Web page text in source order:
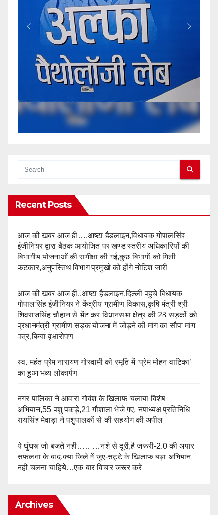
Recent Posts
आज की खबर आज ही….आष्टा हैडलाइन,विधायक गोपालसिंह
इंजीनियर द्वारा बैठक आयोजित पर खण्ड स्तरीय अधिकारियों की
विभागीय योजनाओं की समीक्षा की गई,कुछ विभागों को मिली
फटकार,अनुपस्तिथ विभाग प्रमुखों को होंगे नोटिश जारी
आज की खबर आज ही..आष्टा हैडलाइन,दिल्ली पहुचे विधायक
गोपालसिंह इंजीनियर ने केंद्रीय ग्रामीण विकास,कृषि मंत्री श्री
शिवराजसिंह चौहान से भेंट कर विधानसभा क्षेत्र की 28 सड़कों को
प्रधानमंत्री ग्रामीण सड़क योजना में जोड़ने की मांग का सौपा मांग
पत्र,किया वृक्षारोपण
स्व. महंत प्रेम नारायण गोस्वामी की स्मृति में ‘प्रेम मोहन वाटिका’
का हुआ भव्य लोकार्पण
नगर पालिका ने आवारा गोवंश के खिलाफ चलाया विशेष
अभियान,55 पशु पकड़े,21 गौशाला भेजे गए, नपाध्यक्ष प्रतिनिधि
रायसिंह मेवाड़ा ने पशुपालकों से की सहयोग की अपील
ये घुंघरू जो बजते नही………नशे से दूरी,है जरूरी-2.0 की अपार
सफलता के बाद,क्या जिले में जुए-सट्टे के खिलाफ बड़ा अभियान
नही चलना चाहिये…एक बार विचार जरूर करे
Archives